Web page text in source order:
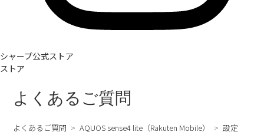
シャープ公式ストア
ストア
よくあるご質問
よくあるご質問 AQUOS sense4 lite（Rakuten Mobile） 設定